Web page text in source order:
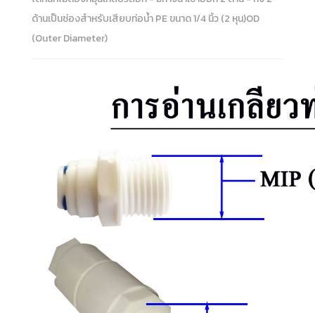
ด้านเป็นช่องสำหรับเสียบท่อน้ำ PE ขนาด 1/4 นิ้ว (2 หุน)OD
(Outer Diameter)